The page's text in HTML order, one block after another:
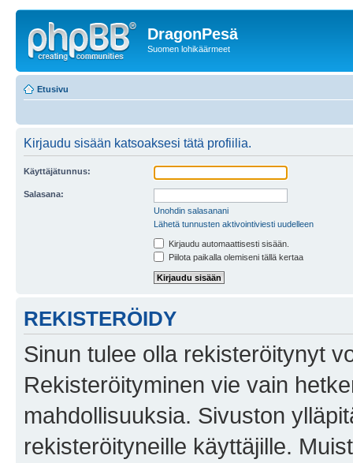
DragonPesä
Suomen lohikäärmeet
Etusivu
Kirjaudu sisään katsoaksesi tätä profiilia.
Käyttäjätunnus:
Salasana:
Unohdin salasanani
Lähetä tunnusten aktivointiviesti uudelleen
Kirjaudu automaattisesti sisään.
Piilota paikalla olemiseni tällä kertaa
REKISTERÖIDY
Sinun tulee olla rekisteröitynyt
Rekisteröityminen vie vain
mahdollisuuksia. Sivuston
rekisteröityneille käyttäjille.